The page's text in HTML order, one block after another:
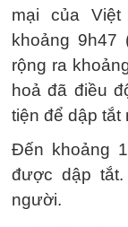
mại của
khoảng
rộng ra
hoả đã điều
tiện để dập tắt
Đến khoảng
được dập
người.